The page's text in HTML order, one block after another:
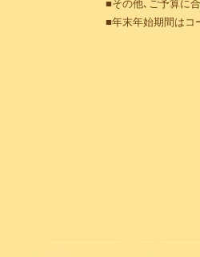
■その他､ご予算に
■年末年始期間はコ